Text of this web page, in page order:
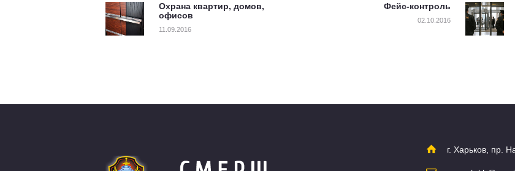
Previous post:
Охрана квартир, домов,
офисов
11.09.2016
Next post:
Фейс-контроль
02.10.2016
г. Харьков, пр.